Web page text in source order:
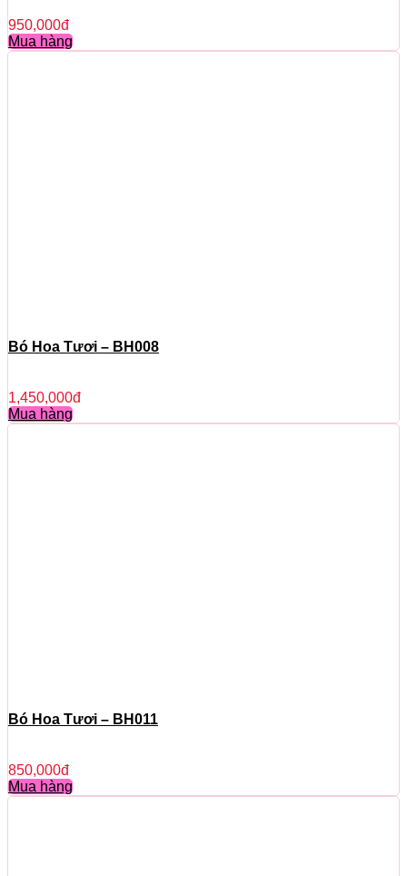
950,000đ
Mua hàng
Bó Hoa Tươi – BH008
1,450,000đ
Mua hàng
Bó Hoa Tươi – BH011
850,000đ
Mua hàng